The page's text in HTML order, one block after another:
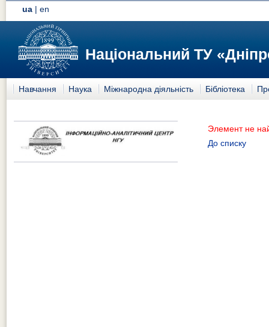
ua |en
Національний ТУ
Навчання Наука Міжнародна діяльність Бібліотека
Элемент не
До списку